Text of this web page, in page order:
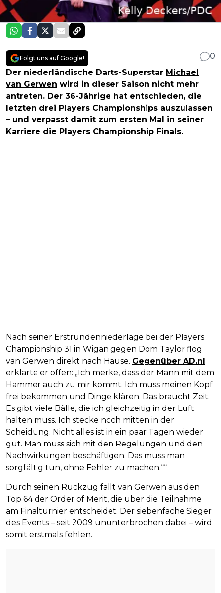
Folgt uns auf Google!
0
Der niederländische Darts-Superstar Michael
van Gerwen wird in dieser Saison nicht mehr
antreten. Der 36-Jährige hat entschieden, die
letzten drei Players Championships auszulassen
– und verpasst damit zum ersten Mal in seiner
Karriere die Players Championship Finals.
Nach seiner Erstrundenniederlage bei der Players
Championship 31 in Wigan gegen Dom Taylor flog
van Gerwen direkt nach Hause. Gegenüber AD.nl
erklärte er offen: „Ich merke, dass der Mann mit dem
Hammer auch zu mir kommt. Ich muss meinen Kopf
frei bekommen und Dinge klären. Das braucht Zeit.
Es gibt viele Bälle, die ich gleichzeitig in der Luft
halten muss. Ich stecke noch mitten in der
Scheidung. Nicht alles ist in ein paar Tagen wieder
gut. Man muss sich mit den Regelungen und den
Nachwirkungen beschäftigen. Das muss man
sorgfältig tun, ohne Fehler zu machen.““
Durch seinen Rückzug fällt van Gerwen aus den
Top 64 der Order of Merit, die über die Teilnahme
am Finalturnier entscheidet. Der siebenfache Sieger
des Events – seit 2009 ununterbrochen dabei – wird
somit erstmals fehlen.